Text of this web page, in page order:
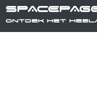
Ontdek het